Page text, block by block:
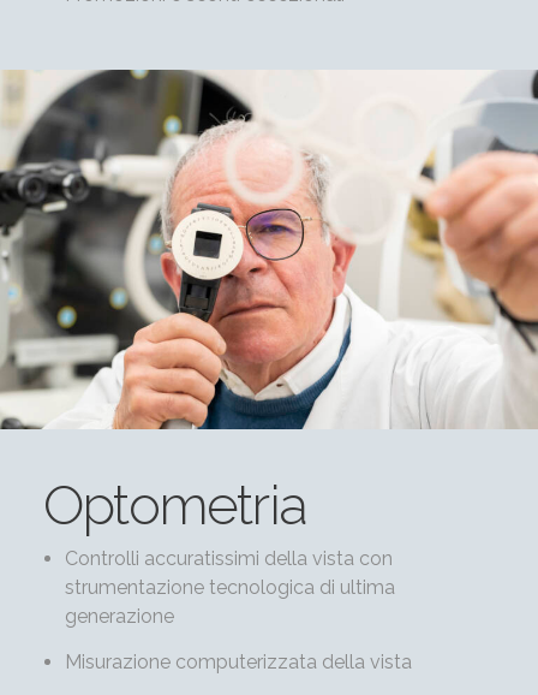
Optometria
Controlli accuratissimi della vista con
strumentazione tecnologica di ultima
generazione
Misurazione computerizzata della vista